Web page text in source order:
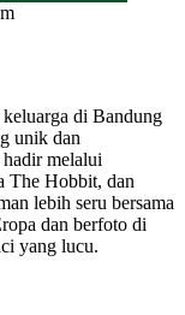
di Bandung
unik dan
hadir melalui
The Hobbit, dan
lebih seru bersama
dan berfoto di
yang lucu.